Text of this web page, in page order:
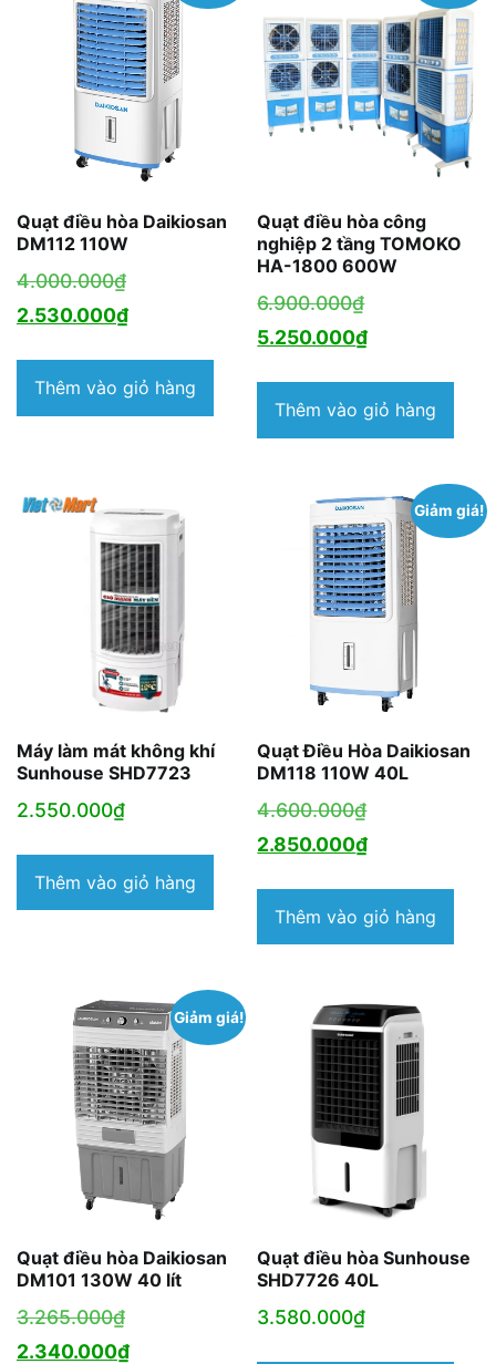
Quạt điều hòa Daikiosan
DM112 110W
4.000.000₫Giá
gốc
4.000.000₫.
2.530.000₫Giá
tại
là:
Thêm vào giỏ hàng
Quạt điều hòa công
nghiệp 2 tầng TOMOKO
HA-1800 600W
6.900.000₫Giá
gốc
6.900.000₫.
5.250.000₫Giá
tại
là:
Thêm vào giỏ hàng
Máy làm mát không khí
Sunhouse SHD7723
2.550.000₫
Thêm vào giỏ hàng
Giảm giá!
Quạt Điều Hòa Daikiosan
DM118 110W 40L
4.600.000₫Giá
gốc
4.600.000₫.
2.850.000₫Giá
tại
là:
Thêm vào giỏ hàng
Giảm giá!
Quạt điều hòa Daikiosan
DM101 130W 40 lít
3.265.000₫Giá
gốc
2.340.000₫Giá
Quạt điều hòa Sunhouse
SHD7726 40L
3.580.000₫